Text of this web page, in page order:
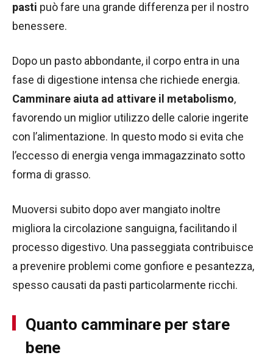
pasti può fare una grande differenza per il nostro
benessere.
Dopo un pasto abbondante, il corpo entra in una
fase di digestione intensa che richiede energia.
Camminare aiuta ad attivare il metabolismo,
favorendo un miglior utilizzo delle calorie ingerite
con l’alimentazione. In questo modo si evita che
l’eccesso di energia venga immagazzinato sotto
forma di grasso.
Muoversi subito dopo aver mangiato inoltre
migliora la circolazione sanguigna, facilitando il
processo digestivo. Una passeggiata contribuisce
a prevenire problemi come gonfiore e pesantezza,
spesso causati da pasti particolarmente ricchi.
Quanto camminare per stare
bene